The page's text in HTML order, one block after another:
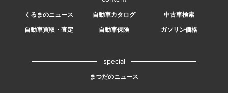
くるまのニュース 自動車カタログ
中古車検索
自動車買取・査定
自動車保険 ガソリン価格
special
まつだのニュース